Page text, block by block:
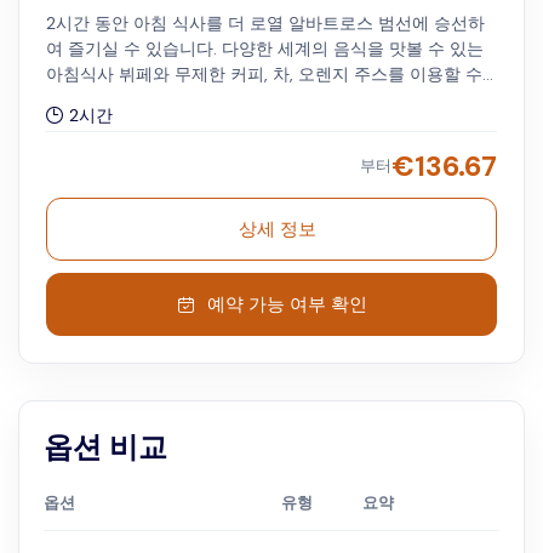
2시간 동안 아침 식사를 더 로열 알바트로스 범선에 승선하
여 즐기실 수 있습니다. 다양한 세계의 음식을 맛볼 수 있는
아침식사 뷔페와 무제한 커피, 차, 오렌지 주스를 이용할 수
2시간
부터€136.67
상세 정보
예약 가능 여부 확인
옵션 비교
옵션 유형 요약